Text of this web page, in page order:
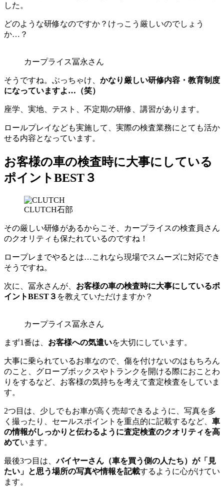
した。
どのような研修なのですか？けっこう厳しいのでしょう
か…？
カープライス冨永さん
そうですね。ぶっちゃけ、 かなり厳しい研修内容・教育制度
になっていますよ…（笑）
座学、実地、テスト、不定期の研修、講習があります。
ロールプレイなども実施して、実際の検査業務にとても活か
せる内容となっています。
お客様の車の検査時に大事にしている
ポイントBEST３
CLUTCH石部
その厳しい研修があるからこそ、カープライスの検査員さん
のクオリティも保たれているのですね！
ロープレまでやるとは…これなら現場でスムーズに対応でき
そうですね。
次に、冨永さんが、 お客様の車の検査時に大事にしているポ
イントBEST３ を教えていただけますか？
カープライス冨永さん
まず1番は、 お客様への気遣いを大切にしています。
大事に乗られているお車なので、傷を付けないのはもちろん
のこと、グローブボックスやトランクを開ける際におことわ
りをするなど、お客様の気持ちを考えて査定検査をしていま
す。
2つ目は、少しでもお車が高く売却できるように、写真を多
く撮ったり、セールスポイントを重点的に記載するなど、 車
の情報がしっかりと伝わるように査定検査のクオリティを高
めています。
最後3つ目は、バイヤーさん（車を買う側の人たち）が「見
たい」と思う場所の写真や情報を記載するように心がけてい
ます。